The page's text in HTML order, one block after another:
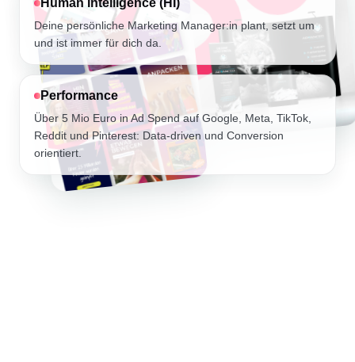
Deine persönliche Marketing Manager:in plant, setzt um
und ist immer für dich da.
Performance
Über 5 Mio Euro in Ad Spend auf Google, Meta, TikTok,
Reddit und Pinterest: Data-driven und Conversion
orientiert.